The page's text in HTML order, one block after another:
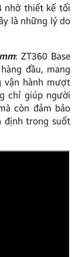
nhờ thiết kế tối
là những lý do
: ZT360 Base
đầu, mang
vận hành mượt
chỉ giúp người
còn đảm bảo
định trong suốt